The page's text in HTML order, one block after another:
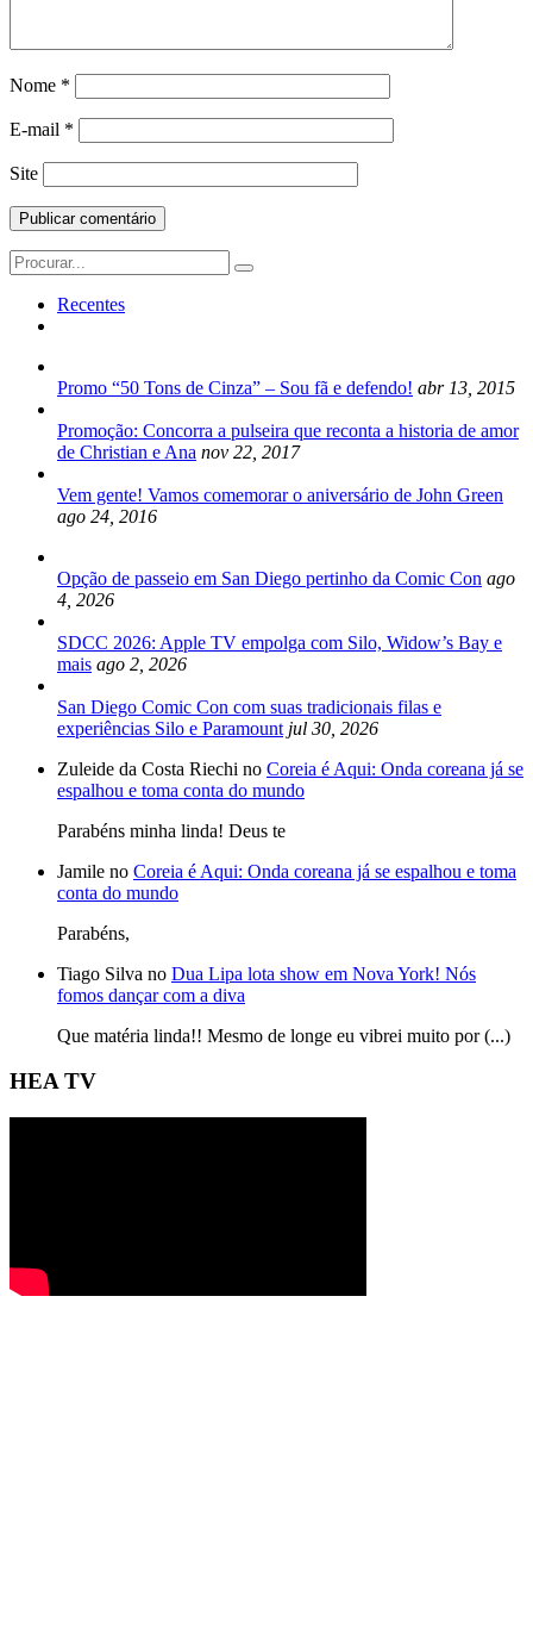
Nome *
E-mail *
Site
Search
for:
Recentes
Promo “50 Tons de Cinza” – Sou fã e defendo! abr 13, 2015
Promoção: Concorra a pulseira que reconta a historia de amor
de Christian e Ana nov 22, 2017
Vem gente! Vamos comemorar o aniversário de John Green
ago 24, 2016
Opção de passeio em San Diego pertinho da Comic Con ago
4, 2026
SDCC 2026: Apple TV empolga com Silo, Widow’s Bay e
mais ago 2, 2026
San Diego Comic Con com suas tradicionais filas e
experiências Silo e Paramount jul 30, 2026
Zuleide da Costa Riechi no Coreia é Aqui: Onda coreana já se
espalhou e toma conta do mundo
Parabéns minha linda! Deus te
Jamile no Coreia é Aqui: Onda coreana já se espalhou e toma
conta do mundo
Parabéns,
Tiago Silva no Dua Lipa lota show em Nova York! Nós
fomos dançar com a diva
Que matéria linda!! Mesmo de longe eu vibrei muito por (...)
HEA TV